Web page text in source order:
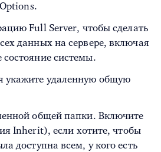
Full Server, чтобы сделать
данных на сервере, включая
системы.
укажите удаленную общую
общей папки. Включите
Inherit), если хотите, чтобы
доступна всем, у кого есть